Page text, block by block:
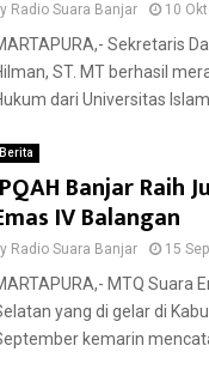
Radio Suara Banjar 10
Sekretaris
ST. MT berhasil
dari Universitas
Berita
Banjar Raih
IV Balangan
Radio Suara Banjar 15
MTQ Suara
yang di gelar di
kemarin